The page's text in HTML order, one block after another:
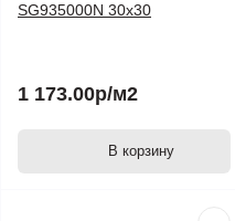
SG935000N 30х30
1 173.00р/м2
В корзину